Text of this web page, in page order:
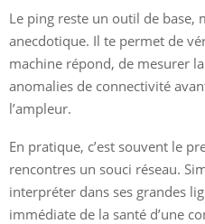
Le ping reste un outil de base,
anecdotique. Il te permet de
machine répond, de mesurer
anomalies de connectivité
l’ampleur.
En pratique, c’est souvent le
rencontres un souci réseau.
interpréter dans ses grandes
immédiate de la santé d’une